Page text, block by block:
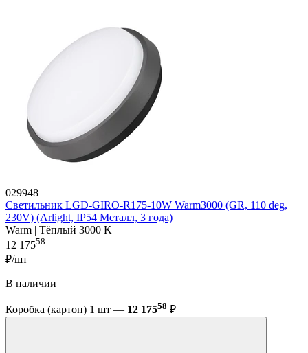
029948
Светильник LGD-GIRO-R175-10W Warm3000 (GR, 110 deg,
230V) (Arlight, IP54 Металл, 3 года)
Warm | Тёплый 3000 K
12 17558
₽/шт
В наличии
Коробка (картон) 1 шт — 12 17558 ₽